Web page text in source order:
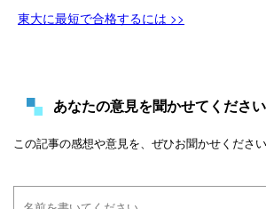
東大に最短で合格するには >>
あなたの意見を聞かせてください
この記事の感想や意見を、ぜひお聞かせください